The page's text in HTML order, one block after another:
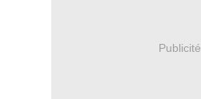
Publicité